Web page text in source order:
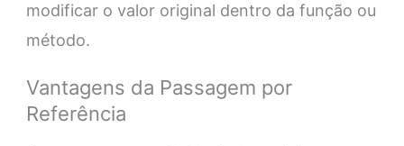
modificar o valor original dentro da função ou
método.
Vantagens da Passagem por
Referência